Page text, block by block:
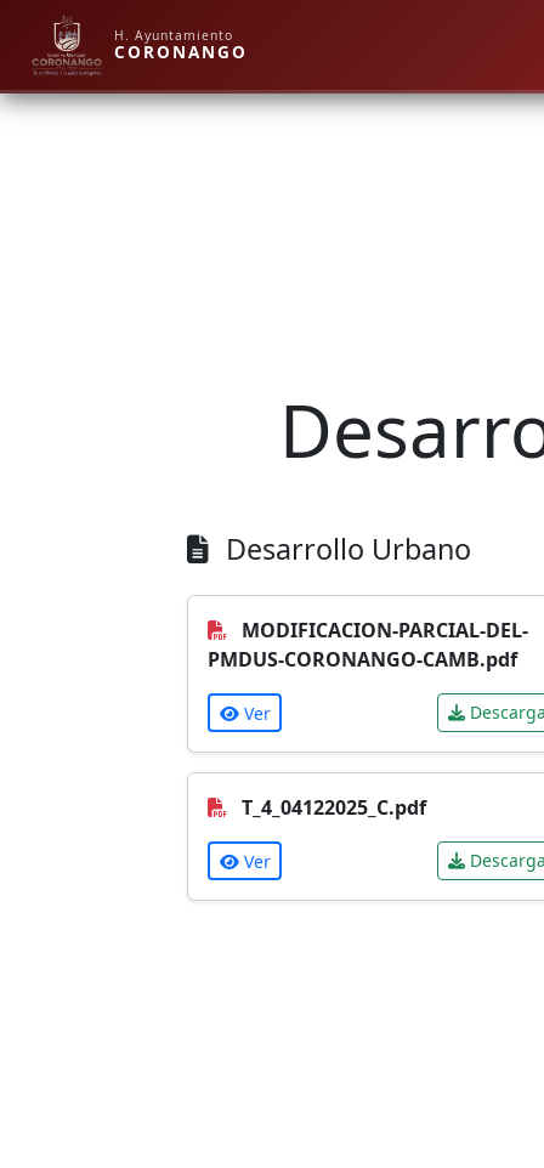
H. Ayuntamiento
CORONANGO
Desarrollo Urbano
MODIFICACION-PARCIAL-DEL-
PMDUS-CORONANGO-CAMB.pdf
Ver
T_4_04122025_C.pdf
Ver